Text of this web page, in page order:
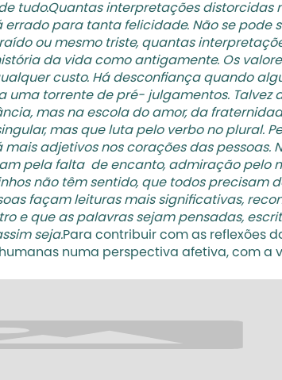
tudo.Quantas interpretações distorcidas
para tanta felicidade. Não se pode
ou mesmo triste, quantas
da vida como antigamente. Os
custo. Há desconfiança quando
uma torrente de pré- julgamentos.
mas na escola do amor, da
mas que luta pelo verbo no plural.
adjetivos nos corações das pessoas.
pela falta  de encanto, admiração pelo
não têm sentido, que todos precisam
façam leituras mais significativas,
e que as palavras sejam pensadas,
seja.Para contribuir com as reflexões
numa perspectiva afetiva, com a